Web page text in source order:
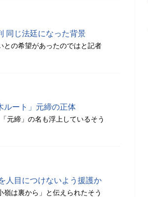
同じ法廷になった背景
との希望があったのではと記者
ルート」元締の正体
元締」の名も浮上しているそう
人目につけないよう援護か
は裏から」と伝えられたそう